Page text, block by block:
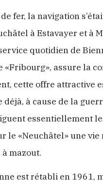
fer, la navigation
à Estavayer et à
quotidien de
«Fribourg», assure la
cette offre attractive
à cause de la
essentiellement
le «Neuchâtel» une
mazout.
est rétabli en 1961,